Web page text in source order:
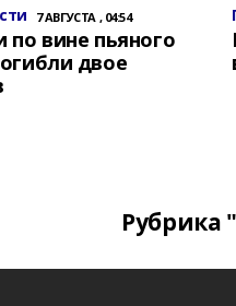
7 АВГУСТА , 04:54
по вине пьяного
двое